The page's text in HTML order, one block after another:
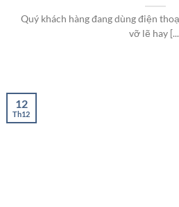
Quý khách hàng đang dùng điện
vỡ lẽ hay
12
Th12